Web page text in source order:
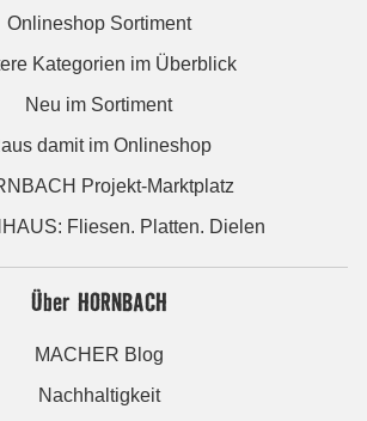
Onlineshop Sortiment
Kategorien im Überblick
Neu im Sortiment
damit im Onlineshop
Projekt-Marktplatz
Fliesen. Platten. Dielen
Über HORNBACH
MACHER Blog
Nachhaltigkeit